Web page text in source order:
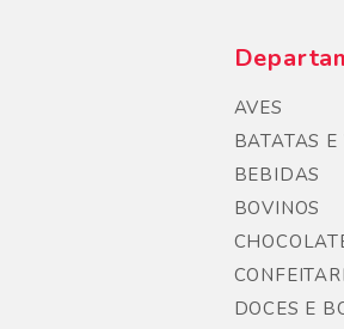
AVES
BATATAS E
BEBIDAS
BOVINOS
DOCES E